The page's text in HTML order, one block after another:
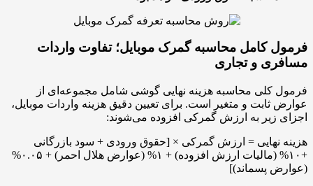
کامل محاسبه گمرک موبایل؛ تفاوت واردات
و تجاری
محاسبه هزینه نهایی گوشی شامل مجموعه‌ای از
و متغیر است. برای تعیین دقیق هزینه واردات موبایل،
به ارزش گمرکی افزوده می‌شوند:
= ارزش گمرکی × [حقوق ورودی + سود بازرگانی
+۱۰% (مالیات ارزش افزوده) + ۱% (عوارض هلال احمر) + ۰.۰۵%
پسماند)]